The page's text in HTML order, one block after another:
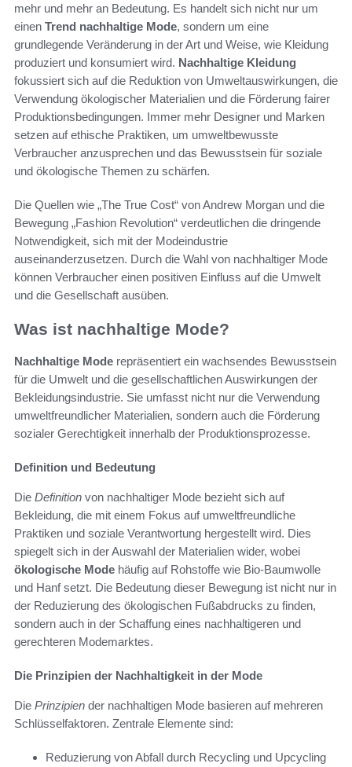
mehr und mehr an Bedeutung. Es handelt sich nicht nur um
einen Trend nachhaltige Mode, sondern um eine
grundlegende Veränderung in der Art und Weise, wie Kleidung
produziert und konsumiert wird. Nachhaltige Kleidung
fokussiert sich auf die Reduktion von Umweltauswirkungen, die
Verwendung ökologischer Materialien und die Förderung fairer
Produktionsbedingungen. Immer mehr Designer und Marken
setzen auf ethische Praktiken, um umweltbewusste
Verbraucher anzusprechen und das Bewusstsein für soziale
und ökologische Themen zu schärfen.
Die Quellen wie „The True Cost“ von Andrew Morgan und die
Bewegung „Fashion Revolution“ verdeutlichen die dringende
Notwendigkeit, sich mit der Modeindustrie
auseinanderzusetzen. Durch die Wahl von nachhaltiger Mode
können Verbraucher einen positiven Einfluss auf die Umwelt
und die Gesellschaft ausüben.
Was ist nachhaltige Mode?
Nachhaltige Mode repräsentiert ein wachsendes Bewusstsein
für die Umwelt und die gesellschaftlichen Auswirkungen der
Bekleidungsindustrie. Sie umfasst nicht nur die Verwendung
umweltfreundlicher Materialien, sondern auch die Förderung
sozialer Gerechtigkeit innerhalb der Produktionsprozesse.
Definition und Bedeutung
Die Definition von nachhaltiger Mode bezieht sich auf
Bekleidung, die mit einem Fokus auf umweltfreundliche
Praktiken und soziale Verantwortung hergestellt wird. Dies
spiegelt sich in der Auswahl der Materialien wider, wobei
ökologische Mode häufig auf Rohstoffe wie Bio-Baumwolle
und Hanf setzt. Die Bedeutung dieser Bewegung ist nicht nur in
der Reduzierung des ökologischen Fußabdrucks zu finden,
sondern auch in der Schaffung eines nachhaltigeren und
gerechteren Modemarktes.
Die Prinzipien der Nachhaltigkeit in der Mode
Die Prinzipien der nachhaltigen Mode basieren auf mehreren
Schlüsselfaktoren. Zentrale Elemente sind:
Reduzierung von Abfall durch Recycling und Upcycling